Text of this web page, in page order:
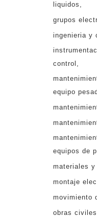
liquidos
grupos
ingenieria y
control
equipo
equipos de
materiales
montaje
movimiento
obras civiles